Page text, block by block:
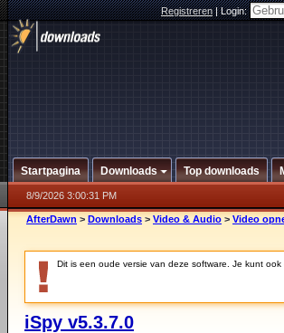
Registreren|Login:
Startpagina Downloads Top downloads
8/9/2026 3:00:31 PM
AfterDawn > Downloads > Video & Audio > Video
Dit is een oude versie van deze software. Je kunt ook
iSpy v5.3.7.0